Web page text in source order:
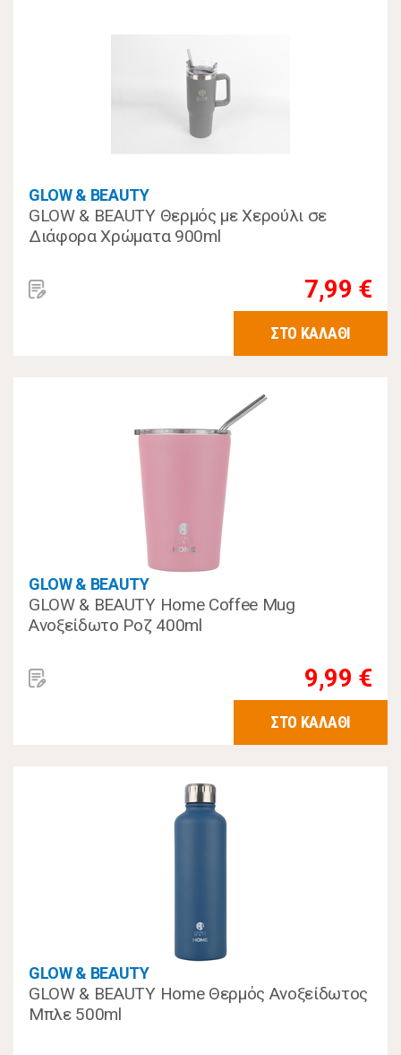
GLOW & BEAUTY
GLOW & BEAUTY Θερμός με Χερούλι σε
Διάφορα Χρώματα 900ml
7,99 €
ΣΤΟ ΚΑΛΑΘΙ
GLOW & BEAUTY
GLOW & BEAUTY Home Coffee Mug
Ανοξείδωτο Ροζ 400ml
9,99 €
ΣΤΟ ΚΑΛΑΘΙ
GLOW & BEAUTY
GLOW & BEAUTY Home Θερμός Ανοξείδωτος
Μπλε 500ml